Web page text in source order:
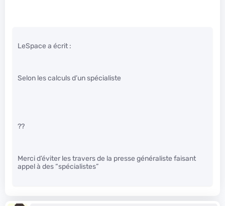
LeSpace a écrit :
Selon les calculs d’un spécialiste
??
Merci d’éviter les travers de la presse généraliste faisant
appel à des “spécialistes”